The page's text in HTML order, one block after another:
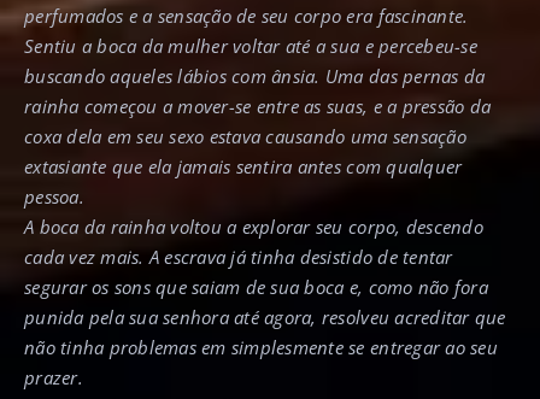
perfumados e a sensação de seu corpo era fascinante.
Sentiu a boca da mulher voltar até a sua e percebeu-se
buscando aqueles lábios com ânsia. Uma das pernas da
rainha começou a mover-se entre as suas, e a pressão da
coxa dela em seu sexo estava causando uma sensação
extasiante que ela jamais sentira antes com qualquer
pessoa.
A boca da rainha voltou a explorar seu corpo, descendo
cada vez mais. A escrava já tinha desistido de tentar
segurar os sons que saiam de sua boca e, como não fora
punida pela sua senhora até agora, resolveu acreditar que
não tinha problemas em simplesmente se entregar ao seu
prazer.